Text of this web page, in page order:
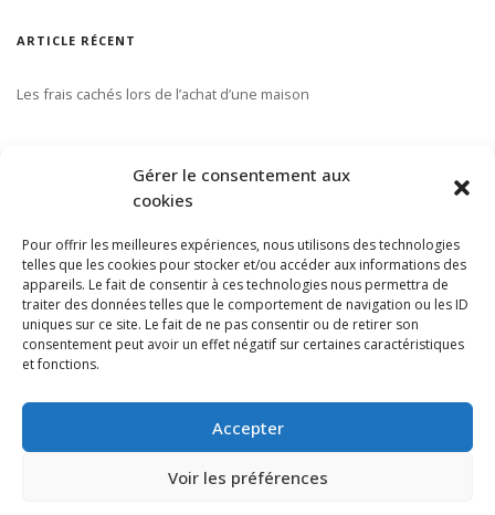
Gérer le consentement aux
cookies
Pour offrir les meilleures expériences, nous utilisons des technologies
telles que les cookies pour stocker et/ou accéder aux informations des
appareils. Le fait de consentir à ces technologies nous permettra de
traiter des données telles que le comportement de navigation ou les ID
uniques sur ce site. Le fait de ne pas consentir ou de retirer son
consentement peut avoir un effet négatif sur certaines caractéristiques
et fonctions.
Accepter
Voir les préférences
ARTICLE RÉCENT
Les frais cachés lors de l’achat d’une maison